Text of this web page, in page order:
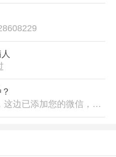
肺癌需要用仁青常觉的，这边已添加您的微信，这边根据详细的病情症状指导用药比较好的